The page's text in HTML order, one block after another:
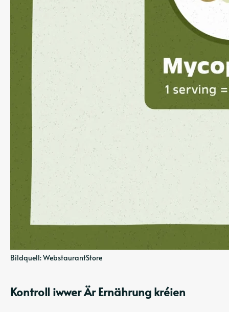
Bildquell: WebstaurantStore
Kontroll iwwer Är Ernährung kréien